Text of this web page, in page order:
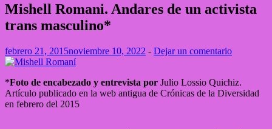
Mishell Romani. Andares de un activista
trans masculino*
febrero 21, 2015noviembre 10, 2022 - Dejar un comentario
*Foto de encabezado y entrevista por Julio Lossio Quichiz.
Artículo publicado en la web antigua de Crónicas de la Diversidad
en febrero del 2015